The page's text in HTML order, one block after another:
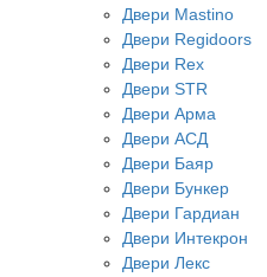
Двери Mastino
Двери Regidoors
Двери Rex
Двери STR
Двери Арма
Двери АСД
Двери Баяр
Двери Бункер
Двери Гардиан
Двери Интекрон
Двери Лекс